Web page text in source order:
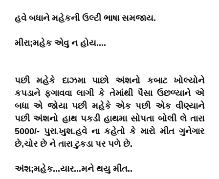
હવે બધાને મહેકની ઉલ્ટી ભાષા સમજાય.
મીરા;મહેક એવુ ન હોય....
પછી મહેકે દાઝમા પાછો અંશનો કબાટ ખોલ્યોને
કપડાને ફગાવવા લાગી કે તેમાંથી પૈસા ઉછળ્યાને એ
બધા એ જોયા પછી મહેકે એક પછી એક વીણ્યાને
પછી અંશનો હાથ પકડી હાથમા સોપતા બોલી લે તારા
5000/- પુરા.ખુશ.હવે ના કહેતો કે મારો મીત ગુનેગાર
છે,ચોર છે ને તારા ટુકડા પર પળે છે.
અંશ;મહેક...યાર...મને થયુ મીત..